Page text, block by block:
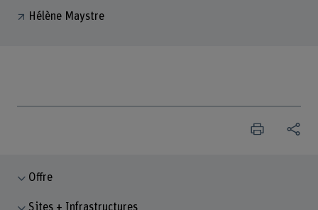
Hélène Maystre
Offre
Sites + Infrastructures